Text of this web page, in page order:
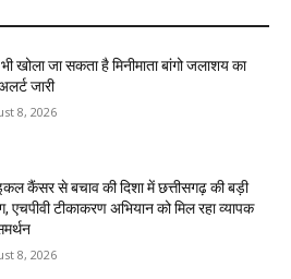
खोला जा सकता है मिनीमाता बांगो जलाशय का
जारी
8, 2026
कैंसर से बचाव की दिशा में छत्तीसगढ़ की बड़ी
एचपीवी टीकाकरण अभियान को मिल रहा व्यापक
8, 2026